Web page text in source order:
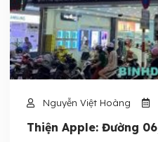
Nguyễn Việt Hoàng
Thiện Apple: Đường